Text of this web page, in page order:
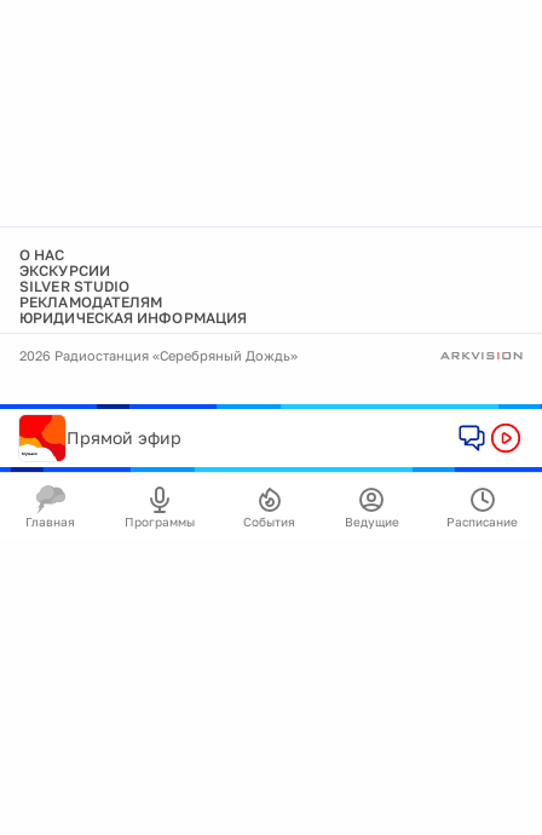
О НАС
ЭКСКУРСИИ
SILVER STUDIO
РЕКЛАМОДАТЕЛЯМ
ЮРИДИЧЕСКАЯ ИНФОРМАЦИЯ
2026 Радиостанция «Серебряный Дождь»
Прямой эфир
Главная Программы События Ведущие Расписание